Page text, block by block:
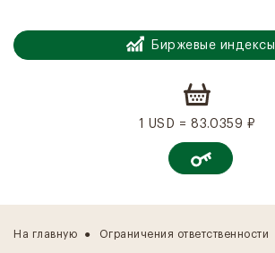
Биржевые индексы
1 USD = 83.0359 ₽
На главную Ограничения ответственности